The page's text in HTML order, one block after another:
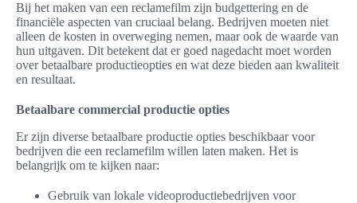
Bij het maken van een reclamefilm zijn budgettering en de
financiële aspecten van cruciaal belang. Bedrijven moeten niet
alleen de kosten in overweging nemen, maar ook de waarde van
hun uitgaven. Dit betekent dat er goed nagedacht moet worden
over betaalbare productieopties en wat deze bieden aan kwaliteit
en resultaat.
Betaalbare commercial productie opties
Er zijn diverse betaalbare productie opties beschikbaar voor
bedrijven die een reclamefilm willen laten maken. Het is
belangrijk om te kijken naar:
Gebruik van lokale videoproductiebedrijven voor